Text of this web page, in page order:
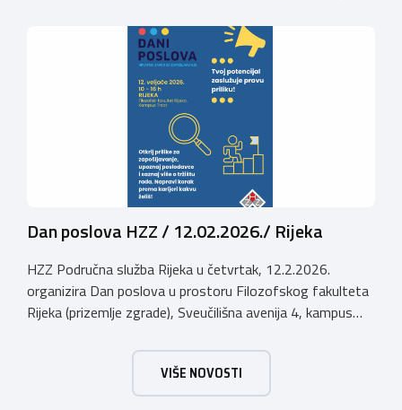
u Gospiću i prerasla je u najznačajnjiju gospodarsku,
kulturnu i etno manifestaciju na području Ličko-senjske
županije. Organizator izložbe […]
Dan poslova HZZ / 12.02.2026./ Rijeka
HZZ Područna služba Rijeka u četvrtak, 12.2.2026.
organizira Dan poslova u prostoru Filozofskog fakulteta
Rijeka (prizemlje zgrade), Sveučilišna avenija 4, kampus
sajamsko-edukativno događanje koje za cilj ima: Što Dan
poslova nudi: U okviru Dana poslova, HZZ, Područna
služba Rijeka održati će prezentaciju o mjerama […]
VIŠE NOVOSTI